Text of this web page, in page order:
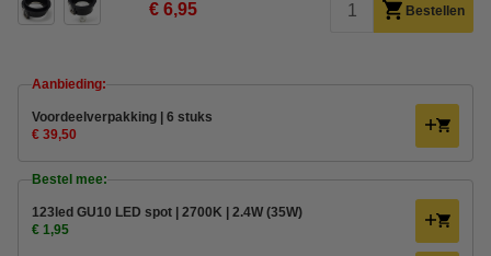
€ 6,95 Bestellen
Aanbieding:
Voordeelverpakking | 6 stuks
€ 39,50
Bestel mee:
123led GU10 LED spot | 2700K | 2.4W (35W)
€ 1,95